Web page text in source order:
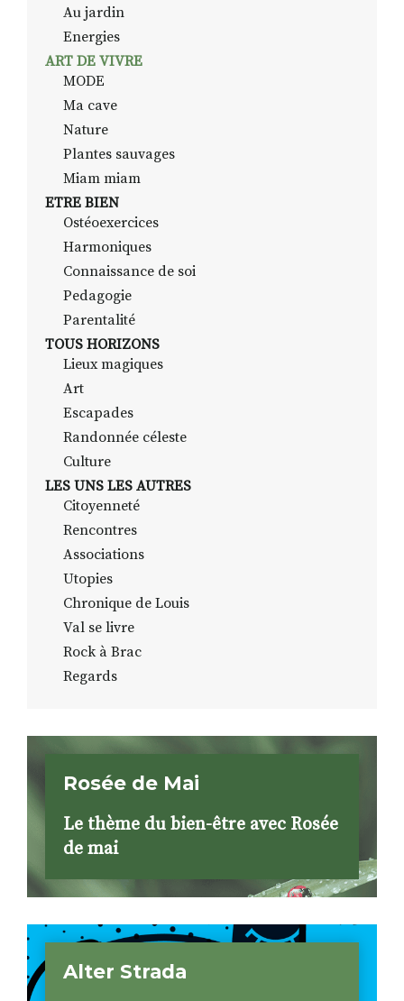
Au jardin
Energies
ART DE VIVRE
MODE
Ma cave
Nature
Plantes sauvages
Miam miam
ETRE BIEN
Ostéoexercices
Harmoniques
Connaissance de soi
Pedagogie
Parentalité
TOUS HORIZONS
Lieux magiques
Art
Escapades
Randonnée céleste
Culture
LES UNS LES AUTRES
Citoyenneté
Rencontres
Associations
Utopies
Chronique de Louis
Val se livre
Rock à Brac
Regards
Rosée de Mai
Le thème du bien-être avec Rosée
de mai
Alter Strada